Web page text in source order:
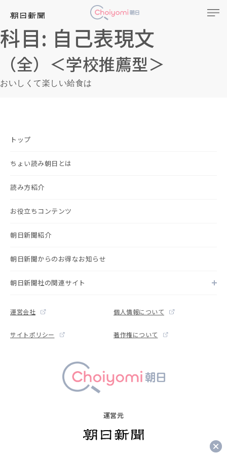
科目: 自己表現文
（全）＜学校推薦型＞
おいしくて楽しい給食は
運営元
トップ
ちょい読み朝日とは
読み方紹介
お役立ちコンテンツ
朝日新聞紹介
朝日新聞からのお得なお知らせ
朝日新聞社の関連サイト
運営会社 個人情報について
サイトポリシー 著作権について